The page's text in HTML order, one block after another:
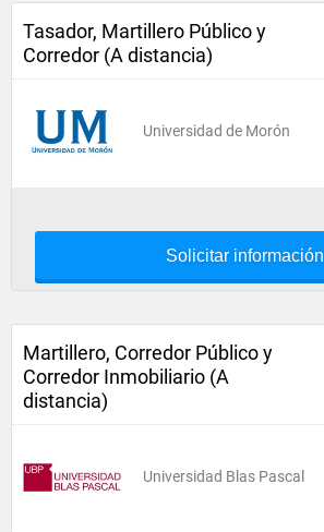
Tasador, Martillero Público y
Corredor (A distancia)
Universidad de Morón
Solicitar información
Martillero, Corredor Público y
Corredor Inmobiliario (A
distancia)
Universidad Blas Pascal